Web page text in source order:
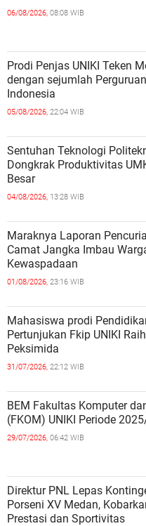
06/08/2026, 08:08 WIB
Prodi Penjas UNIKI Teken
dengan sejumlah
Indonesia
05/08/2026, 22:04 WIB
Sentuhan Teknologi
Dongkrak Produktivitas
Besar
04/08/2026, 13:28 WIB
Maraknya Laporan
Camat Jangka Imbau
Kewaspadaan
01/08/2026, 23:16 WIB
Mahasiswa prodi
Pertunjukan Fkip UNIKI
Peksimida
31/07/2026, 22:12 WIB
BEM Fakultas Komputer
(FKOM) UNIKI Periode
29/07/2026, 06:42 WIB
Direktur PNL Lepas
Porseni XV Medan,
Prestasi dan Sportivitas